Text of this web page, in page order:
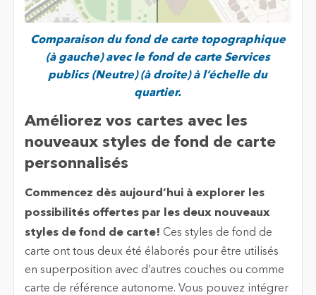
Comparaison du fond de carte topographique
(à gauche) avec le fond de carte Services
publics (Neutre) (à droite) à l’échelle du
quartier.
Améliorez vos cartes avec les
nouveaux styles de fond de carte
personnalisés
Commencez dès aujourd’hui à explorer les
possibilités offertes par les deux nouveaux
styles de fond de carte! Ces styles de fond de
carte ont tous deux été élaborés pour être utilisés
en superposition avec d’autres couches ou comme
carte de référence autonome. Vous pouvez intégrer